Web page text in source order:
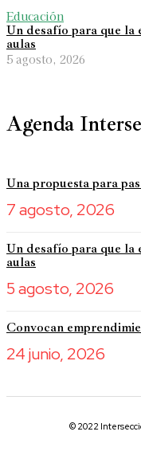
Educación
Un desafío para que la
aulas
5 agosto, 2026
Agenda
Una propuesta para
7 agosto, 2026
Un desafío para que la
aulas
5 agosto, 2026
Convocan
24 junio, 2026
© 2022